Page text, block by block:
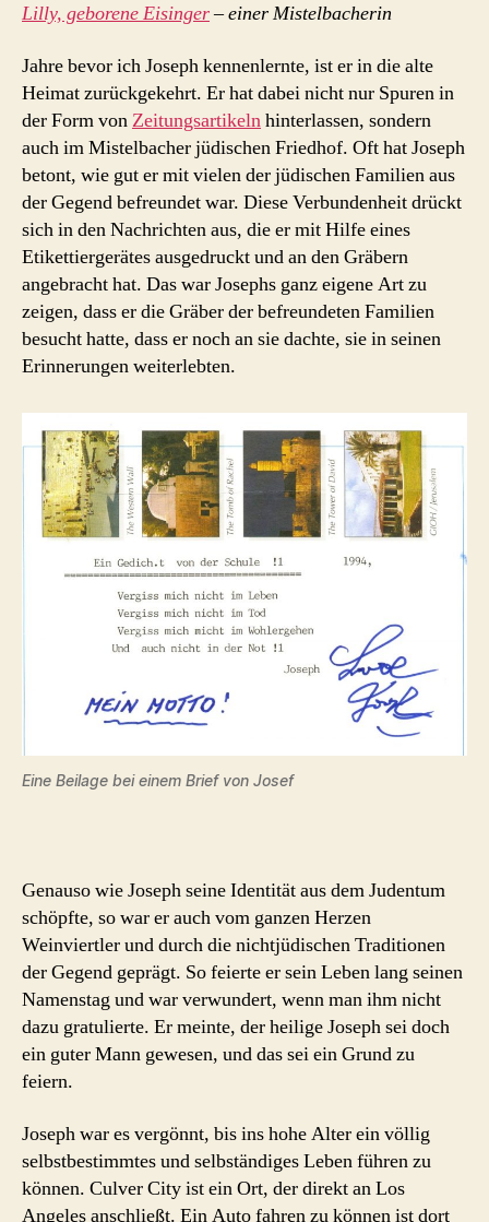
Lilly, geborene Eisinger– einer Mistelbacherin
Jahre bevor ich Joseph kennenlernte, ist er in die alte
Heimat zurückgekehrt. Er hat dabei nicht nur Spuren in
der Form vonZeitungsartikelnhinterlassen, sondern
auch im Mistelbacher jüdischen Friedhof. Oft hat Joseph
betont, wie gut er mit vielen der jüdischen Familien aus
der Gegend befreundet war. Diese Verbundenheit drückt
sich in den Nachrichten aus, die er mit Hilfe eines
Etikettiergerätes ausgedruckt und an den Gräbern
angebracht hat. Das war Josephs ganz eigene Art zu
zeigen, dass er die Gräber der befreundeten Familien
besucht hatte, dass er noch an sie dachte, sie in seinen
Erinnerungen weiterlebten.
Eine Beilage bei einem Brief von Josef
Genauso wie Joseph seine Identität aus dem Judentum
schöpfte, so war er auch vom ganzen Herzen
Weinviertler und durch die nichtjüdischen Traditionen
der Gegend geprägt. So feierte er sein Leben lang seinen
Namenstag und war verwundert, wenn man ihm nicht
dazu gratulierte. Er meinte, der heilige Joseph sei doch
ein guter Mann gewesen, und das sei ein Grund zu
feiern.
Joseph war es vergönnt, bis ins hohe Alter ein völlig
selbstbestimmtes und selbständiges Leben führen zu
können. Culver City ist ein Ort, der direkt an Los
Angeles anschließt. Ein Auto fahren zu können ist dort